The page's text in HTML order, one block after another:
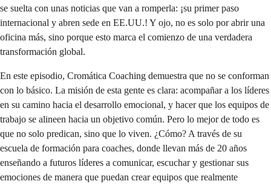
se suelta con unas noticias que van a romperla: ¡su primer paso
internacional y abren sede en EE.UU.! Y ojo, no es solo por abrir una
oficina más, sino porque esto marca el comienzo de una verdadera
transformación global.
En este episodio, Cromática Coaching demuestra que no se conforman
con lo básico. La misión de esta gente es clara: acompañar a los líderes
en su camino hacia el desarrollo emocional, y hacer que los equipos de
trabajo se alineen hacia un objetivo común. Pero lo mejor de todo es
que no solo predican, sino que lo viven. ¿Cómo? A través de su
escuela de formación para coaches, donde llevan más de 20 años
enseñando a futuros líderes a comunicar, escuchar y gestionar sus
emociones de manera que puedan crear equipos que realmente